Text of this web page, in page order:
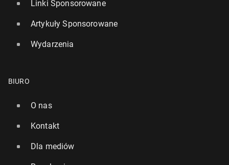
Linki Sponsorowane
Artykuły Sponsorowane
Wydarzenia
BIURO
O nas
Kontakt
Dla mediów